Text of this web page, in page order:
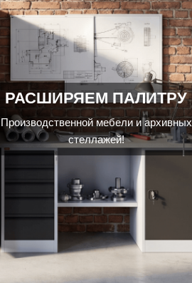
РАСШИРЯЕМ ПАЛИТРУ
Производственной мебели и архивных
стеллажей!